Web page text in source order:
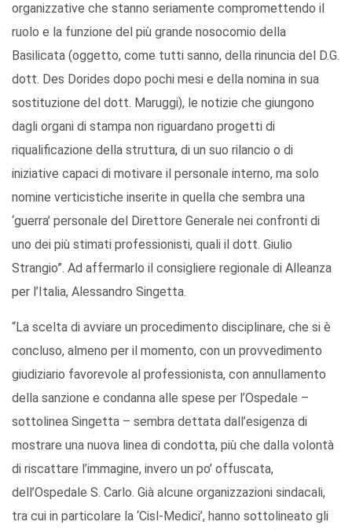
organizzative che stanno seriamente compromettendo il
ruolo e la funzione del più grande nosocomio della
Basilicata (oggetto, come tutti sanno, della rinuncia del D.G.
dott. Des Dorides dopo pochi mesi e della nomina in sua
sostituzione del dott. Maruggi), le notizie che giungono
dagli organi di stampa non riguardano progetti di
riqualificazione della struttura, di un suo rilancio o di
iniziative capaci di motivare il personale interno, ma solo
nomine verticistiche inserite in quella che sembra una
‘guerra’ personale del Direttore Generale nei confronti di
uno dei più stimati professionisti, quali il dott. Giulio
Strangio”. Ad affermarlo il consigliere regionale di Alleanza
per l’Italia, Alessandro Singetta.
“La scelta di avviare un procedimento disciplinare, che si è
concluso, almeno per il momento, con un provvedimento
giudiziario favorevole al professionista, con annullamento
della sanzione e condanna alle spese per l’Ospedale –
sottolinea Singetta – sembra dettata dall’esigenza di
mostrare una nuova linea di condotta, più che dalla volontà
di riscattare l’immagine, invero un po’ offuscata,
dell’Ospedale S. Carlo. Già alcune organizzazioni sindacali,
tra cui in particolare la ‘Cisl-Medici’, hanno sottolineato gli